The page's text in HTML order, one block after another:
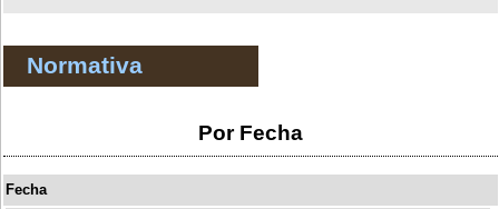
Normativa
Por Fecha
Fecha